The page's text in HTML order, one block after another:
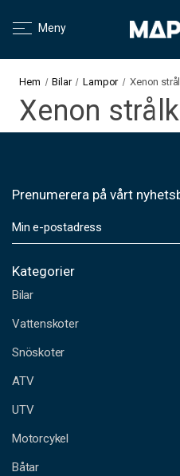
Meny
Hem Bilar Lampor Xenon
Xenon
Prenumerera på vårt
-
o
t
a
r
s
s
Kategorier
Bilar
Vattenskoter
Snöskoter
ATV
UTV
Motorcykel
Båtar